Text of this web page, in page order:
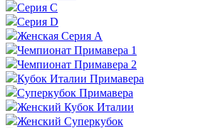
Серия C
Серия D
Женская Серия А
Чемпионат Примавера 1
Чемпионат Примавера 2
Кубок Италии Примавера
Суперкубок Примавера
Женский Кубок Италии
Женский Суперкубок